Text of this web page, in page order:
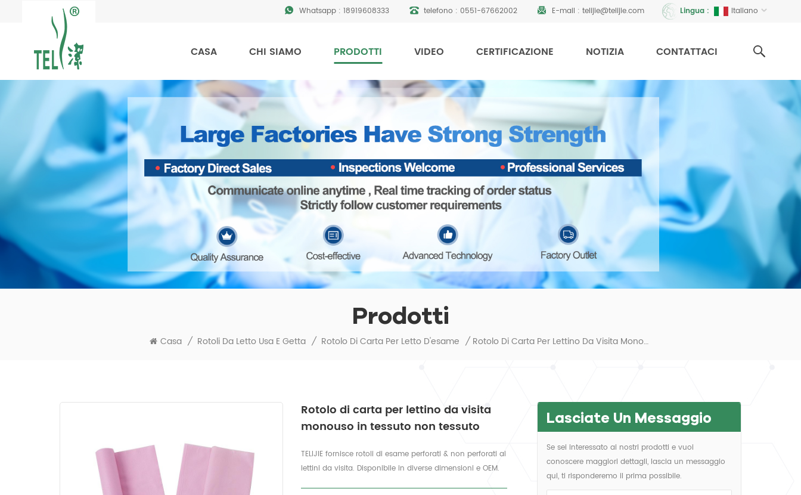
Lingua : Italiano
Whatsapp : 18919608333 telefono : 0551-67662002 E-mail : telijie@telijie.com
CASA CHI SIAMO PRODOTTI VIDEO CERTIFICAZIONE NOTIZIA CONTATTACI
Prodotti
Casa / Rotoli Da Letto Usa E Getta / Rotolo Di Carta Per Letto D'esame / Rotolo Di Carta Per Lettino Da Visita Monouso In Tessuto Non Tessuto
Rotolo di carta per lettino da visita
monouso in tessuto non tessuto
TELIJIE fornisce rotoli di esame perforati & non perforati ai
lettini da visita. Disponibile in diverse dimensioni e OEM.
Lasciate Un Messaggio
Se sei interessato ai nostri prodotti e vuoi
conoscere maggiori dettagli, lascia un messaggio
qui, ti risponderemo il prima possibile.